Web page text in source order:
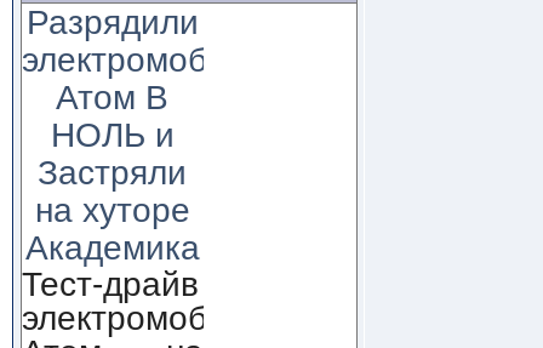
Разрядили
электромобиль
Атом В
НОЛЬ и
Застряли
на хуторе
Академика
Тест-драйв
электромобиля